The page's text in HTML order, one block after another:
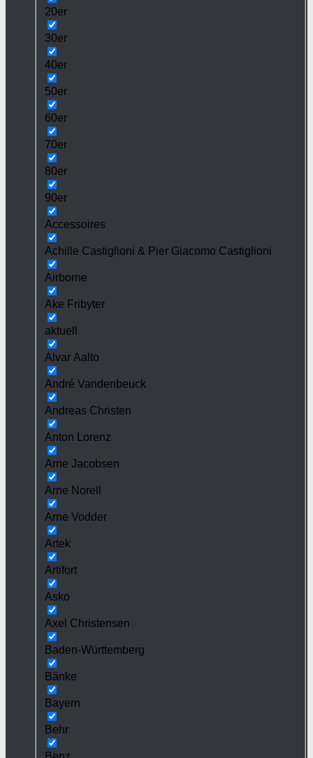
20er
30er
40er
50er
60er
70er
80er
90er
Accessoires
Achille Castiglioni & Pier Giacomo Castiglioni
Airborne
Ake Fribyter
aktuell
Alvar Aalto
André Vandenbeuck
Andreas Christen
Anton Lorenz
Arne Jacobsen
Arne Norell
Arne Vodder
Artek
Artifort
Asko
Axel Christensen
Baden-Württemberg
Bänke
Bayern
Behr